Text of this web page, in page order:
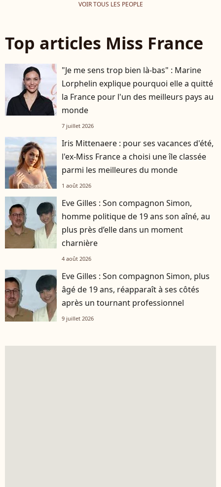
VOIR TOUS LES PEOPLE
Top articles Miss France
"Je me sens trop bien là-bas" : Marine
Lorphelin explique pourquoi elle a quitté
la France pour l'un des meilleurs pays au
monde
7 juillet 2026
Iris Mittenaere : pour ses vacances d'été,
l'ex-Miss France a choisi une île classée
parmi les meilleures du monde
1 août 2026
Eve Gilles : Son compagnon Simon,
homme politique de 19 ans son aîné, au
plus près d’elle dans un moment
charnière
4 août 2026
Eve Gilles : Son compagnon Simon, plus
âgé de 19 ans, réapparaît à ses côtés
après un tournant professionnel
9 juillet 2026